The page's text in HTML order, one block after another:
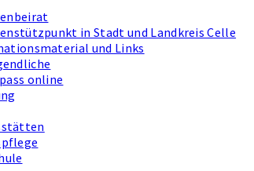
in Stadt und Landkreis Celle
und Links
online